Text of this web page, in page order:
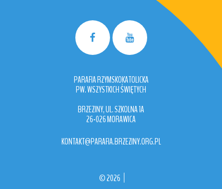
PARAFIA RZYMSKOKATOLICKA
PW. WSZYSTKICH ŚWIĘTYCH
BRZEZINY, UL. SZKOLNA 1A
26-026 MORAWICA
KONTAKT@PARAFIA.BRZEZINY.ORG.PL
©2026